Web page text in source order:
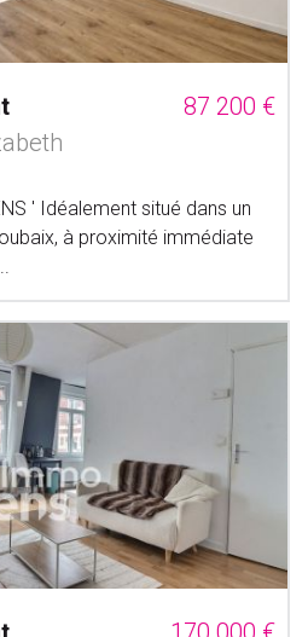
87 200 €
' Idéalement situé dans un
à proximité immédiate